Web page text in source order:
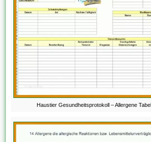
Haustier Gesundheitsprotokoll – Allergene